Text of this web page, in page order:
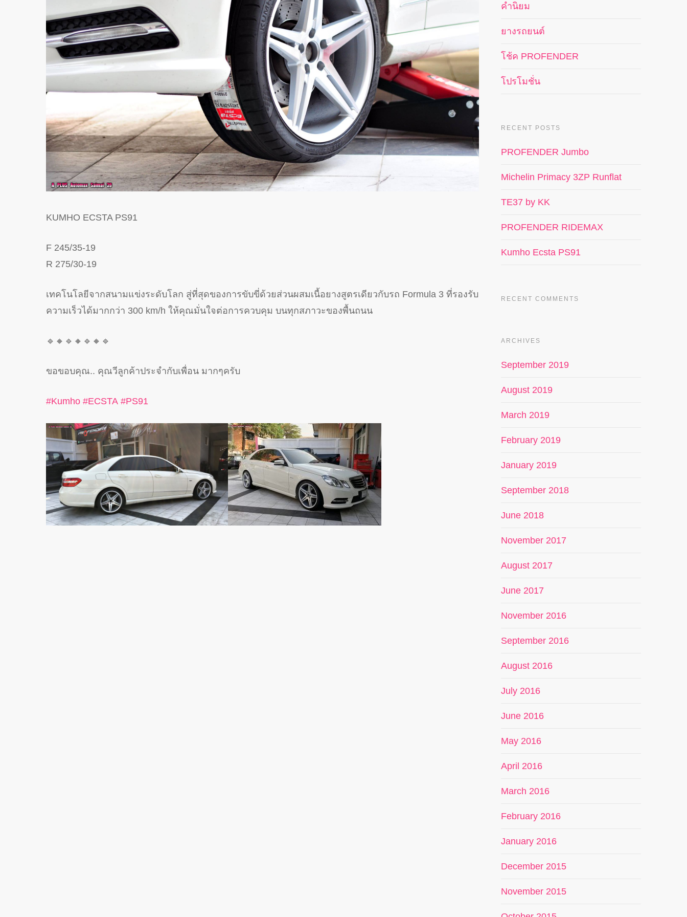
KUMHO ECSTA PS91
F 245/35-19
R 275/30-19
เทคโนโลยีจากสนามแข่งระดับโลก สู่ที่สุดของการขับขี่ด้วยส่วนผสมเนื้อยางสูตรเดียวกับรถ Formula 3 ที่รองรับ
ความเร็วได้มากกว่า 300 km/h ให้คุณมั่นใจต่อการควบคุม บนทุกสภาวะของพื้นถนน
🔹 🔸 🔹 🔸 🔹 🔸 🔹
ขอขอบคุณ.. คุณวีลูกค้าประจำกับเพื่อน มากๆครับ
#Kumho #ECSTA #PS91
คำนิยม
ยางรถยนต์
โช้ค PROFENDER
โปรโมชั่น
RECENT POSTS
PROFENDER Jumbo
Michelin Primacy 3ZP Runflat
TE37 by KK
PROFENDER RIDEMAX
Kumho Ecsta PS91
RECENT COMMENTS
ARCHIVES
September 2019
August 2019
March 2019
February 2019
January 2019
September 2018
June 2018
November 2017
August 2017
June 2017
November 2016
September 2016
August 2016
July 2016
June 2016
May 2016
April 2016
March 2016
February 2016
January 2016
December 2015
November 2015